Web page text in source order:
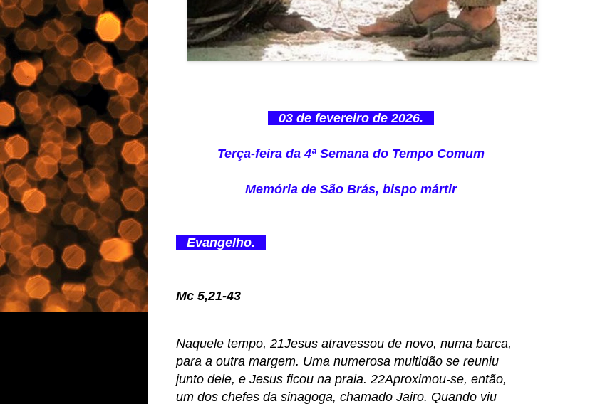
03 de fevereiro de 2026.
Terça-feira da 4ª Semana do Tempo Comum
Memória de São Brás, bispo mártir
Evangelho.
Mc 5,21-43
Naquele tempo, 21Jesus atravessou de novo, numa barca,
para a outra margem. Uma numerosa multidão se reuniu
junto dele, e Jesus ficou na praia. 22Aproximou-se, então,
um dos chefes da sinagoga, chamado Jairo. Quando viu